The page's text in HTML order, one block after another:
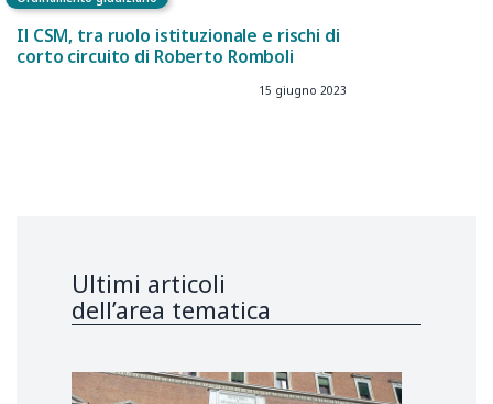
Il CSM, tra ruolo istituzionale e rischi di
corto circuito di Roberto Romboli
15 giugno 2023
Ultimi articoli
dell’area tematica